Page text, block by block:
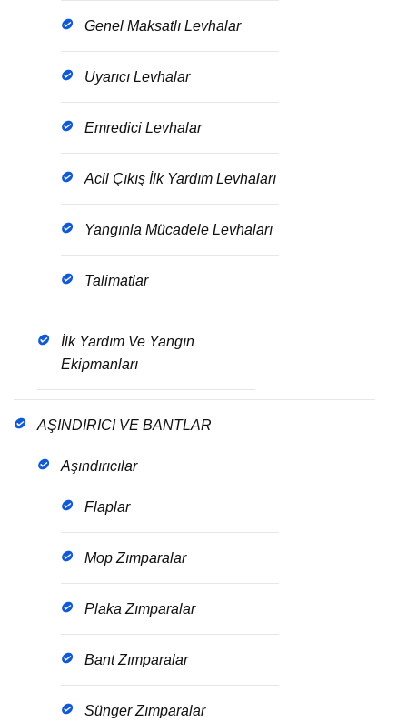
Genel Maksatlı Levhalar
Uyarıcı Levhalar
Emredici Levhalar
Acil Çıkış İlk Yardım Levhaları
Yangınla Mücadele Levhaları
Talimatlar
İlk Yardım Ve Yangın
Ekipmanları
AŞINDIRICI VE BANTLAR
Aşındırıcılar
Flaplar
Mop Zımparalar
Plaka Zımparalar
Bant Zımparalar
Sünger Zımparalar